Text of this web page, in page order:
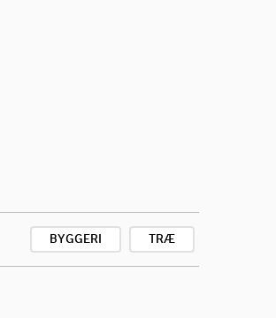
BYGGERI TRÆ